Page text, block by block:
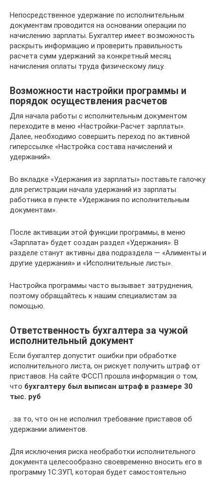
Непосредственное удержание по исполнительным
документам проводится на основании операции по
начислению зарплаты. Бухгалтер имеет возможность
раскрыть информацию и проверить правильность
расчета сумм удержаний за конкретный месяц
начисления оплаты труда физическому лицу.
Возможности настройки программы и
порядок осуществления расчетов
Для начала работы с исполнительным документом
переходите в меню «Настройки-Расчет зарплаты».
Далее, необходимо совершить переход по активной
гиперссылке «Настройка состава начислений и
удержаний».
Во вкладке «Удержания из зарплаты» поставьте галочку
для регистрации начала удержаний из зарплаты
работника в пункте «Удержания по исполнительным
документам».
После активации этой функции программы, в меню
«Зарплата» будет создан раздел «Удержания». В
разделе станут активны два подраздела — «Алименты и
другие удержания» и «Исполнительные листы».
Настройка программы часто вызывает затруднения,
поэтому обращайтесь к нашим специалистам за
помощью.
Ответственность бухгалтера за чужой
исполнительный документ
Если бухгалтер допустит ошибки при обработке
исполнительного листа, он рискует получить штраф от
приставов. На сайте ФССП прошла информация о том,
что бухгалтеру был выписан штраф в размере 30
тыс. руб
. за то, что он не исполнил требование приставов об
удержании алиментов.
Для исключения риска необработки исполнительного
документа целесообразно своевременно вносить его в
программу 1С:ЗУП, которая будет самостоятельно